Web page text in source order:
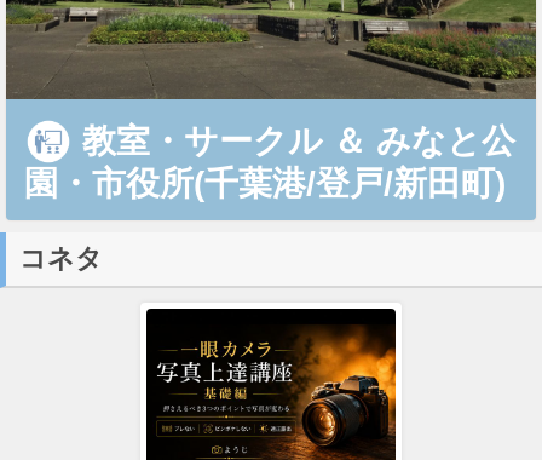
教室・サークル ＆ みなと公
園・市役所(千葉港/登戸/新田町)
コネタ